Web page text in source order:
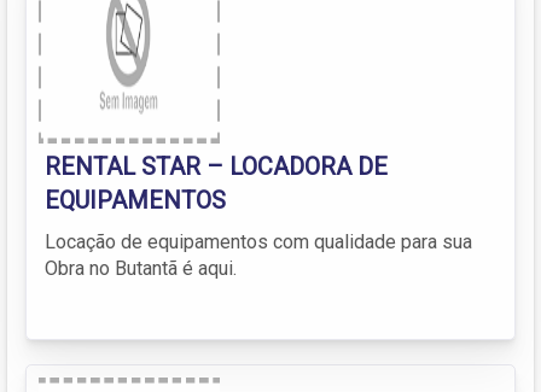
RENTAL STAR – LOCADORA DE
EQUIPAMENTOS
Locação de equipamentos com qualidade para sua
Obra no Butantã é aqui.